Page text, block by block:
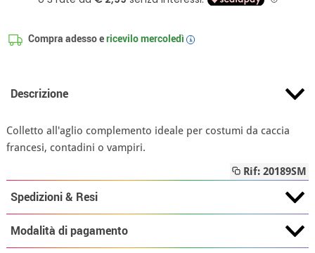
Compra adesso ericevilomercoledì i
Descrizione
Colletto all'aglio complemento ideale per costumi da caccia
francesi, contadini o vampiri.
Rif: 20189SM
Spedizioni & Resi
Modalità di pagamento